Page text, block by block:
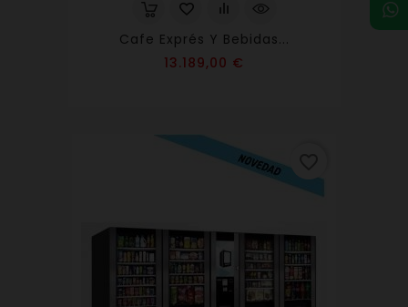
Cafe Exprés Y Bebidas...
13.189,00 €